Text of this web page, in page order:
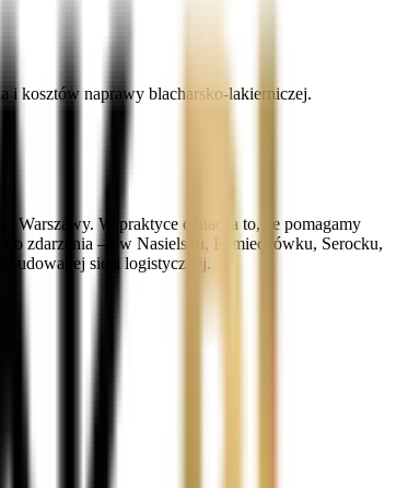
i kosztów naprawy blacharsko-lakierniczej.
Warszawy. W praktyce oznacza to, że pomagamy
do zdarzenia — w Nasielsku, Pomiechówku, Serocku,
sieci logistycznej.